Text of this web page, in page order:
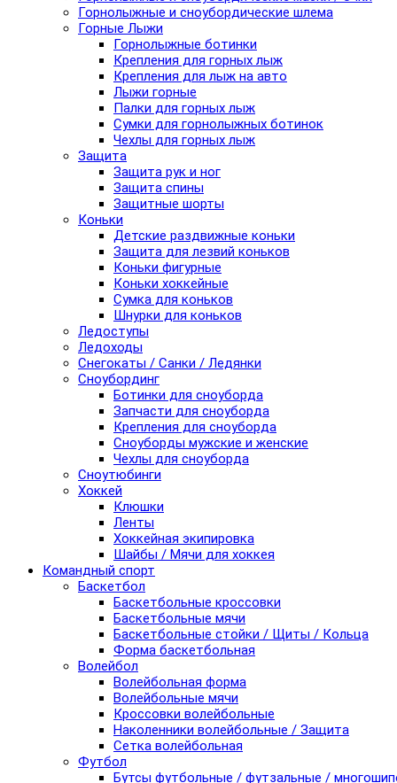
Горнолыжные и сноубордические шлема
Горные Лыжи
Горнолыжные ботинки
Крепления для горных лыж
Крепления для лыж на авто
Лыжи горные
Палки для горных лыж
Сумки для горнолыжных ботинок
Чехлы для горных лыж
Защита
Защита рук и ног
Защита спины
Защитные шорты
Коньки
Детские раздвижные коньки
Защита для лезвий коньков
Коньки фигурные
Коньки хоккейные
Сумка для коньков
Шнурки для коньков
Ледоступы
Ледоходы
Снегокаты / Санки / Ледянки
Сноубординг
Ботинки для сноуборда
Запчасти для сноуборда
Крепления для сноуборда
Сноуборды мужские и женские
Чехлы для сноуборда
Сноутюбинги
Хоккей
Клюшки
Ленты
Хоккейная экипировка
Шайбы / Мячи для хоккея
Командный спорт
Баскетбол
Баскетбольные кроссовки
Баскетбольные мячи
Баскетбольные стойки / Щиты / Кольца
Форма баскетбольная
Волейбол
Волейбольная форма
Волейбольные мячи
Кроссовки волейбольные
Наколенники волейбольные / Защита
Сетка волейбольная
Футбол
Бутсы футбольные / футзальные /